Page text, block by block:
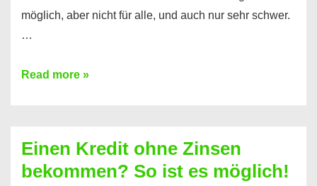
möglich, aber nicht für alle, und auch nur sehr schwer.
…
Ist
Festvertrag
für
Read more »
Einen Kredit ohne Zinsen
bekommen? So ist es möglich!